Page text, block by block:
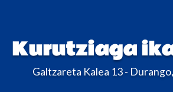
Kurutziaga
Galtzareta Kalea 13 -